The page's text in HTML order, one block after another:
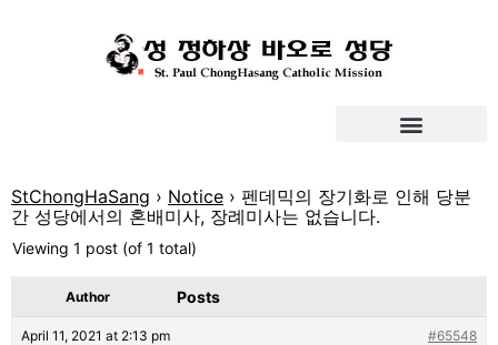
StChongHaSang › Notice › 펜데믹의 장기화로 인해 당분
간 성당에서의 혼배미사, 장례미사는 없습니다.
Viewing 1 post (of 1 total)
Author Posts
April 11, 2021 at 2:13 pm #65548